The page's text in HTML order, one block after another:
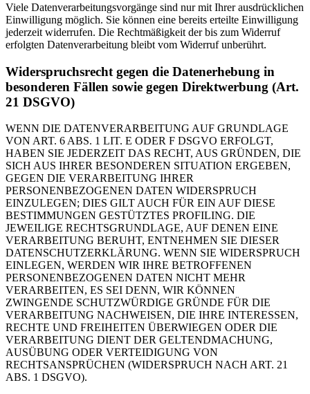
Viele Datenverarbeitungsvorgänge sind nur mit Ihrer ausdrücklichen
Einwilligung möglich. Sie können eine bereits erteilte Einwilligung
jederzeit widerrufen. Die Rechtmäßigkeit der bis zum Widerruf
erfolgten Datenverarbeitung bleibt vom Widerruf unberührt.
Widerspruchsrecht gegen die Datenerhebung in
besonderen Fällen sowie gegen Direktwerbung (Art.
21 DSGVO)
WENN DIE DATENVERARBEITUNG AUF GRUNDLAGE
VON ART. 6 ABS. 1 LIT. E ODER F DSGVO ERFOLGT,
HABEN SIE JEDERZEIT DAS RECHT, AUS GRÜNDEN, DIE
SICH AUS IHRER BESONDEREN SITUATION ERGEBEN,
GEGEN DIE VERARBEITUNG IHRER
PERSONENBEZOGENEN DATEN WIDERSPRUCH
EINZULEGEN; DIES GILT AUCH FÜR EIN AUF DIESE
BESTIMMUNGEN GESTÜTZTES PROFILING. DIE
JEWEILIGE RECHTSGRUNDLAGE, AUF DENEN EINE
VERARBEITUNG BERUHT, ENTNEHMEN SIE DIESER
DATENSCHUTZERKLÄRUNG. WENN SIE WIDERSPRUCH
EINLEGEN, WERDEN WIR IHRE BETROFFENEN
PERSONENBEZOGENEN DATEN NICHT MEHR
VERARBEITEN, ES SEI DENN, WIR KÖNNEN
ZWINGENDE SCHUTZWÜRDIGE GRÜNDE FÜR DIE
VERARBEITUNG NACHWEISEN, DIE IHRE INTERESSEN,
RECHTE UND FREIHEITEN ÜBERWIEGEN ODER DIE
VERARBEITUNG DIENT DER GELTENDMACHUNG,
AUSÜBUNG ODER VERTEIDIGUNG VON
RECHTSANSPRÜCHEN (WIDERSPRUCH NACH ART. 21
ABS. 1 DSGVO).